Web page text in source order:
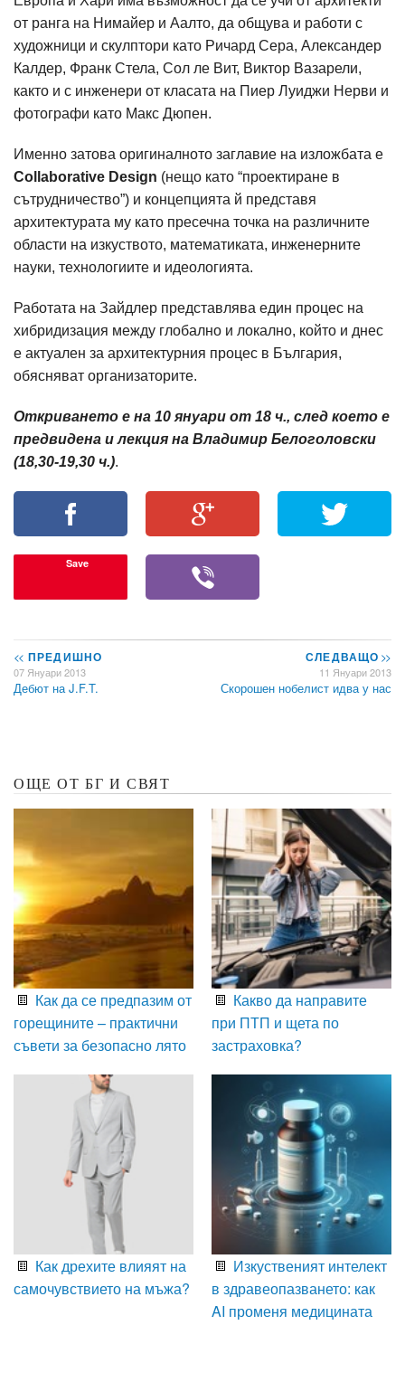
от ранга на Нимайер и Аалто, да общува и работи с
художници и скулптори като Ричард Сера, Александер
Калдер, Франк Стела, Сол ле Вит, Виктор Вазарели,
както и с инженери от класата на Пиер Луиджи Нерви и
фотографи като Макс Дюпен.
Именно затова оригиналното заглавие на изложбата е
Collaborative Design (нещо като “проектиране в
сътрудничество”) и концепцията й представя
архитектурата му като пресечна точка на различните
области на изкуството, математиката, инженерните
науки, технологиите и идеологията.
Работата на Зайдлер представлява един процес на
хибридизация между глобално и локално, който и днес
е актуален за архитектурния процес в България,
обясняват организаторите.
Откриването е на 10 януари от 18 ч., след което е
предвидена и лекция на Владимир Белоголовски
(18,30-19,30 ч.).
Save
<< ПРЕДИШНО
07 Януари 2013
Дебют на J.F.T.
СЛЕДВАЩО>>
11 Януари 2013
Скорошен нобелист идва у нас
ОЩЕ ОТ БГ И СВЯТ
Как да се предпазим от
горещините – практични
съвети за безопасно лято
Какво да направите
при ПТП и щета по
застраховка?
Как дрехите влияят на
самочувствието на мъжа?
Изкуственият интелект
в здравеопазването: как
AI променя медицината